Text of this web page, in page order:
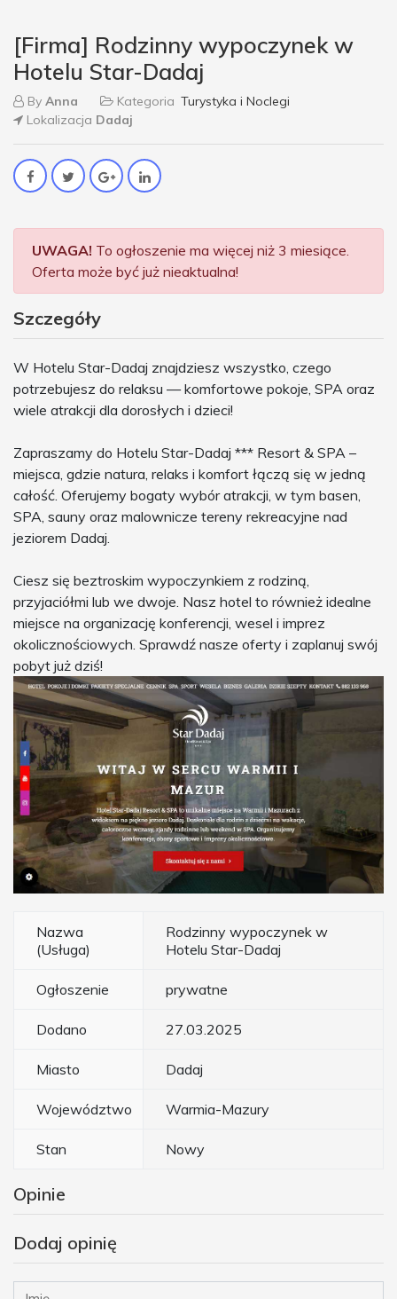
[Firma] Rodzinny wypoczynek w
Hotelu Star-Dadaj
By Anna Kategoria Turystyka i Noclegi
Lokalizacja Dadaj
UWAGA! To ogłoszenie ma więcej niż 3 miesiące.
Oferta może być już nieaktualna!
Szczegóły
W Hotelu Star-Dadaj znajdziesz wszystko, czego
potrzebujesz do relaksu — komfortowe pokoje, SPA oraz
wiele atrakcji dla dorosłych i dzieci!
Zapraszamy do Hotelu Star-Dadaj *** Resort & SPA –
miejsca, gdzie natura, relaks i komfort łączą się w jedną
całość. Oferujemy bogaty wybór atrakcji, w tym basen,
SPA, sauny oraz malownicze tereny rekreacyjne nad
jeziorem Dadaj.
Ciesz się beztroskim wypoczynkiem z rodziną,
przyjaciółmi lub we dwoje. Nasz hotel to również idealne
miejsce na organizację konferencji, wesel i imprez
okolicznościowych. Sprawdź nasze oferty i zaplanuj swój
pobyt już dziś!
Nazwa
(Usługa)
Rodzinny wypoczynek w
Hotelu Star-Dadaj
Ogłoszenie prywatne
Dodano 27.03.2025
Miasto Dadaj
Województwo Warmia-Mazury
Stan Nowy
Opinie
Dodaj opinię